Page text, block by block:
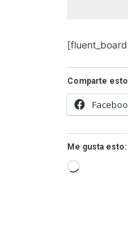
Comparte
Me gusta esto:
Cargando...